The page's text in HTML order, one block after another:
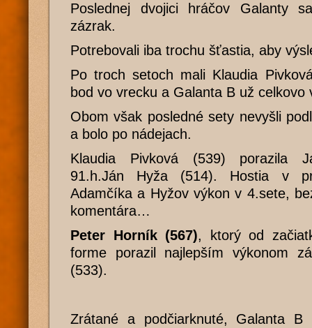
Poslednej dvojici hráčov Galanty
zázrak.
Potrebovali iba trochu šťastia, aby
Po troch setoch mali Klaudia
bod vo vrecku a Galanta B už celkovo
Obom však posledné sety nevyšli
a bolo po nádejach.
Klaudia Pivková (539) porazila
91.h.Ján Hyža (514). Hostia v
Adamčíka a Hyžov výkon v 4.sete,
komentára…
Peter Horník (567), ktorý od
forme porazil najlepším výkonom
(533).
Zrátané a podčiarknuté, Galanta